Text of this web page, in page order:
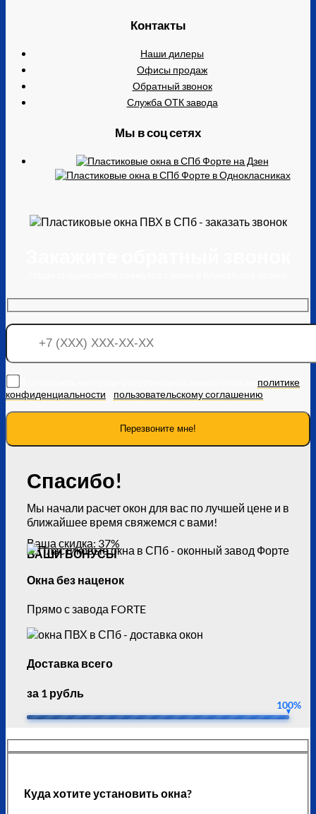
Контакты
Наши дилеры
Офисы продаж
Обратный звонок
Служба ОТК завода
Мы в соц сетях
политике
конфиденциальности
пользовательскому соглашению
Спасибо!
Мы начали расчет окон для вас по лучшей цене и в
ближайшее время свяжемся с вами!
Ваша скидка: 37%
ВАШИ БОНУСЫ
Окна без наценок
Прямо с завода FORTE
Доставка всего
за 1 рубль
100%
Куда хотите установить окна?